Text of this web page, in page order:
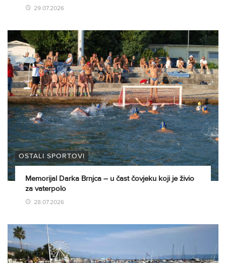
29.07.2026
OSTALI SPORTOVI
Memorijal Darka Brnjca – u čast čovjeku koji je živio
za vaterpolo
28.07.2026